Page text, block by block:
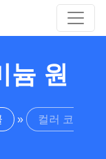
늄 원
» 컬러 코